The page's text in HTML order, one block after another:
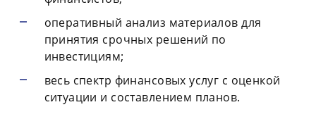
оперативный анализ материалов для
принятия срочных решений по
инвестициям;
весь спектр финансовых услуг с оценкой
ситуации и составлением планов.